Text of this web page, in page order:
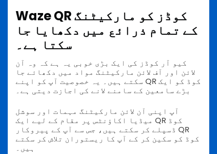
Waze QR کوڈز کو مارکیٹنگ
کے تمام ذرائع میں دکھایا جا
سکتا ہے۔
کیو آر کوڈز کی ایک بڑی خوبی یہ ہے کہ وہ آن
لائن اور آف لائن مارکیٹنگ مواد میں دکھائے جا
سکتے ہیں۔ یہ خصوصیت آپ کو اپنے QR کوڈ کو ایک
بڑے سامعین کے سامنے لانے کی اجازت دیتی ہے۔
آپ اپنی آن لائن مارکیٹنگ مہمات اور سوشل
میڈیا اکاؤنٹس پر مقام کے لیے ایک QR کوڈ
ڈسپلے کر سکتے ہیں، جس سے آپ کے پیروکار QR
کوڈ کو سکین کر کے آپ کا ریستوران تلاش کر سکتے
ہیں۔